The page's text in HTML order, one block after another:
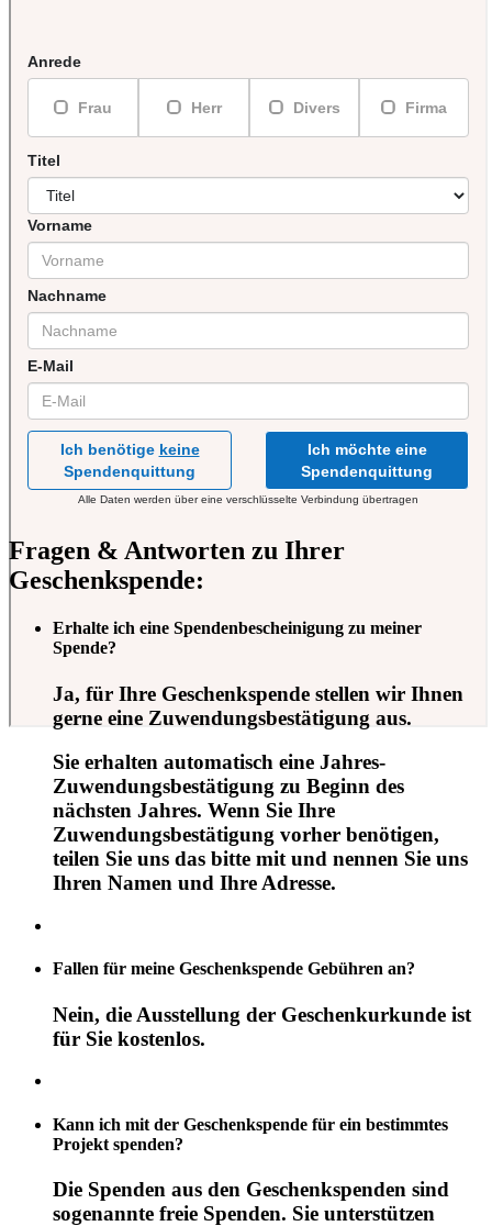
Fragen & Antworten zu Ihrer
Geschenkspende:
Erhalte ich eine Spendenbescheinigung zu meiner
Spende?
Ja, für Ihre Geschenkspende stellen wir Ihnen
gerne eine Zuwendungsbestätigung aus.
Sie erhalten automatisch eine Jahres-
Zuwendungsbestätigung zu Beginn des
nächsten Jahres. Wenn Sie Ihre
Zuwendungsbestätigung vorher benötigen,
teilen Sie uns das bitte mit und nennen Sie uns
Ihren Namen und Ihre Adresse.
Fallen für meine Geschenkspende Gebühren an?
Nein, die Ausstellung der Geschenkurkunde ist
für Sie kostenlos.
Kann ich mit der Geschenkspende für ein bestimmtes
Projekt spenden?
Die Spenden aus den Geschenkspenden sind
sogenannte freie Spenden. Sie unterstützen